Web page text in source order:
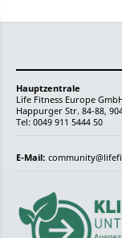
Hauptzentrale
Life Fitness Europe
Happurger Str. 84-88,
Tel: 0049 911 5444 50
E-Mail: